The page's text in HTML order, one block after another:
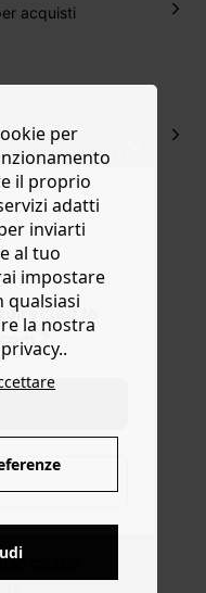
to
?
acquisti
fase di
a 50 €.
tunica con le
da qualche
un tocco di
a camicia,
risvolto.
pesticidi,
GRATIS
per
il proprio
adatti
inviarti
al tuo
impostare
qualsiasi
la nostra